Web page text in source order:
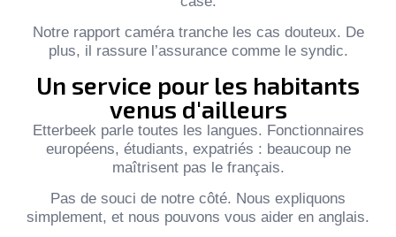
Notre rapport caméra tranche les cas douteux. De
plus, il rassure l’assurance comme le syndic.
Un service pour les habitants
venus d'ailleurs
Etterbeek parle toutes les langues. Fonctionnaires
européens, étudiants, expatriés : beaucoup ne
maîtrisent pas le français.
Pas de souci de notre côté. Nous expliquons
simplement, et nous pouvons vous aider en anglais.